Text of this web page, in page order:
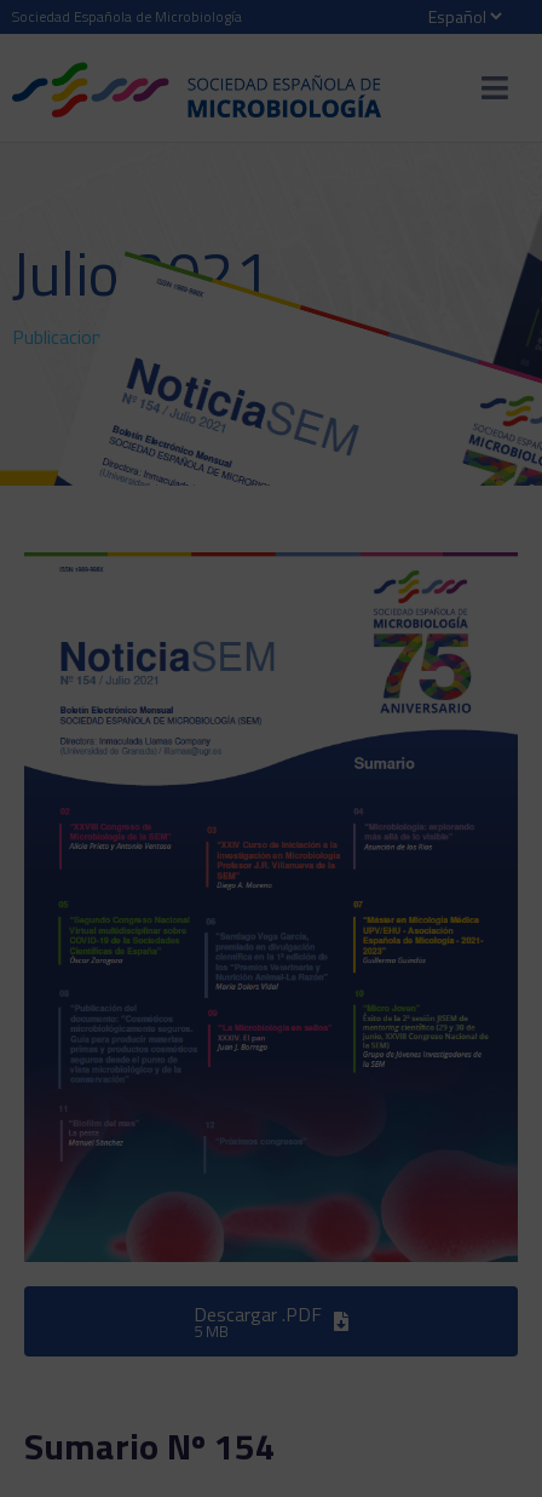
Sociedad Española de Microbiología
Julio 2021
Publicaciones
Descargar .PDF
5 MB
Sumario Nº 154